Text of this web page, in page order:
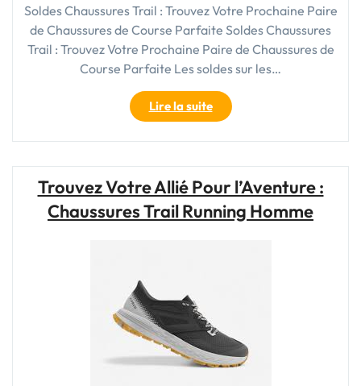
confort"
Soldes Chaussures Trail : Trouvez Votre Prochaine Paire
de Chaussures de Course Parfaite Soldes Chaussures
Trail : Trouvez Votre Prochaine Paire de Chaussures de
Course Parfaite Les soldes sur les…
Lire la suite"Trouvez
Votre
Paire
des
Soldes
Trouvez Votre Allié Pour l’Aventure :
Chaussures Trail Running Homme